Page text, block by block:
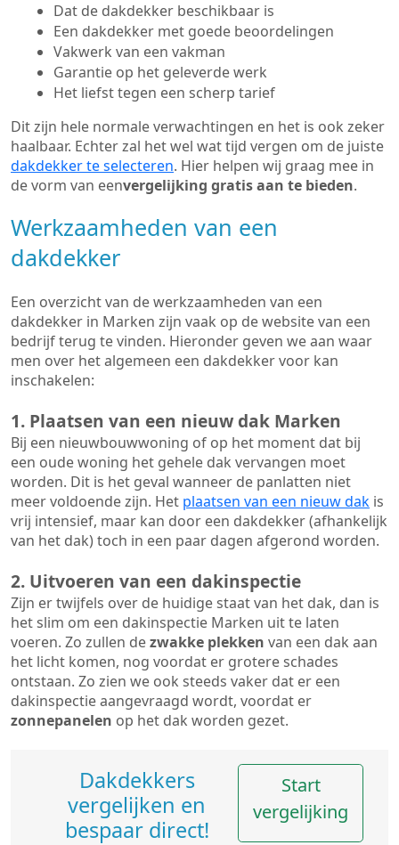
Dat de dakdekker beschikbaar is
Een dakdekker met goede beoordelingen
Vakwerk van een vakman
Garantie op het geleverde werk
Het liefst tegen een scherp tarief
Dit zijn hele normale verwachtingen en het is ook zeker
haalbaar. Echter zal het wel wat tijd vergen om de juiste
dakdekker te selecteren. Hier helpen wij graag mee in
de vorm van eenvergelijking gratis aan te bieden.
Werkzaamheden van een
dakdekker
Een overzicht van de werkzaamheden van een
dakdekker in Marken zijn vaak op de website van een
bedrijf terug te vinden. Hieronder geven we aan waar
men over het algemeen een dakdekker voor kan
inschakelen:
1. Plaatsen van een nieuw dak Marken
Bij een nieuwbouwwoning of op het moment dat bij
een oude woning het gehele dak vervangen moet
worden. Dit is het geval wanneer de panlatten niet
meer voldoende zijn. Het plaatsen van een nieuw dak is
vrij intensief, maar kan door een dakdekker (afhankelijk
van het dak) toch in een paar dagen afgerond worden.
2. Uitvoeren van een dakinspectie
Zijn er twijfels over de huidige staat van het dak, dan is
het slim om een dakinspectie Marken uit te laten
voeren. Zo zullen dezwakke plekken van een dak aan
het licht komen, nog voordat er grotere schades
ontstaan. Zo zien we ook steeds vaker dat er een
dakinspectie aangevraagd wordt, voordat er
zonnepanelen op het dak worden gezet.
Dakdekkers
vergelijken en
bespaar direct!
Start
vergelijking